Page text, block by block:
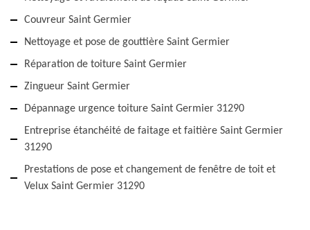
Couvreur Saint Germier
Nettoyage et pose de gouttière Saint Germier
Réparation de toiture Saint Germier
Zingueur Saint Germier
Dépannage urgence toiture Saint Germier 31290
Entreprise étanchéité de faitage et faitière Saint Germier
31290
Prestations de pose et changement de fenêtre de toit et
Velux Saint Germier 31290